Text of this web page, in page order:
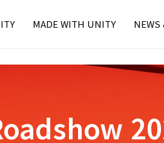
MADE WITH UNITY NEWS
Unity
- U